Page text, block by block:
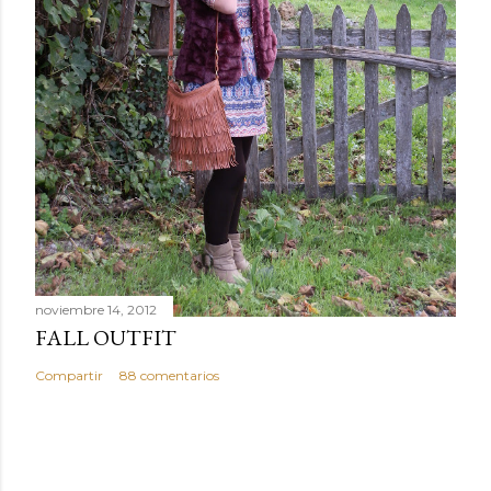
noviembre 14, 2012
FALL OUTFIT
Compartir 88 comentarios